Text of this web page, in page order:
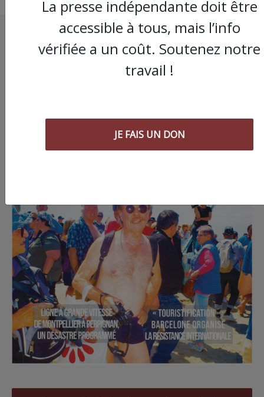
La presse indépendante doit être
accessible à tous, mais l’info
vérifiée a un coût. Soutenez notre
travail !
JE FAIS UN DON